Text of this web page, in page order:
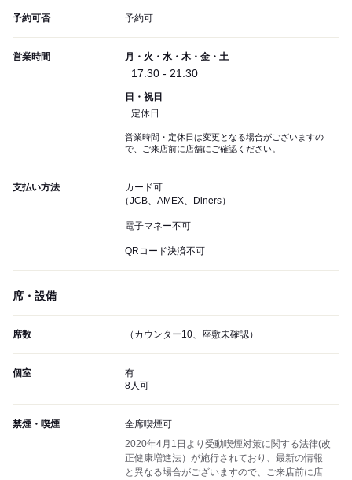
予約可否 予約可
営業時間 月・火・水・木・金・土
17:30 - 21:30
日・祝日
定休日
営業時間・定休日は変更となる場合がございますの
で、ご来店前に店舗にご確認ください。
支払い方法
カード可
（JCB、AMEX、Diners）
電子マネー不可
QRコード決済不可
席・設備
席数 （カウンター10、座敷未確認）
個室
有
8人可
禁煙・喫煙
全席喫煙可
2020年4月1日より受動喫煙対策に関する法律(改
正健康増進法）が施行されており、最新の情報
と異なる場合がございますので、ご来店前に店